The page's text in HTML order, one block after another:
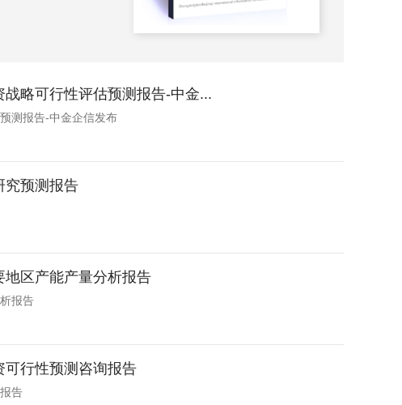
略可行性评估预测报告-中金...
测报告-中金企信发布
究预测报告
区产能产量分析报告
报告
可行性预测咨询报告
告